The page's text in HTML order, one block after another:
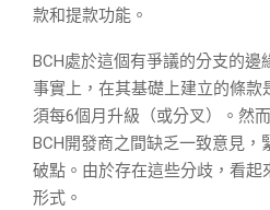
款和提款功能。
BCH處於這個有爭議的分支的邊
事實上，在其基礎上建立的條款
須每6個月升級（或分叉）。然
BCH開發商之間缺乏一致意見，
破點。由於存在這些分歧，看起
形式。